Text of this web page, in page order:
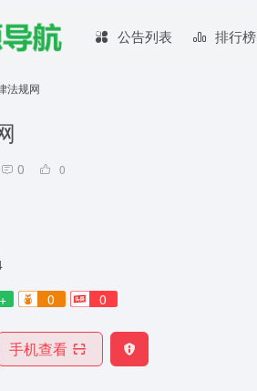
公告列表 排行榜
法规网
0 0
0 0
手机查看